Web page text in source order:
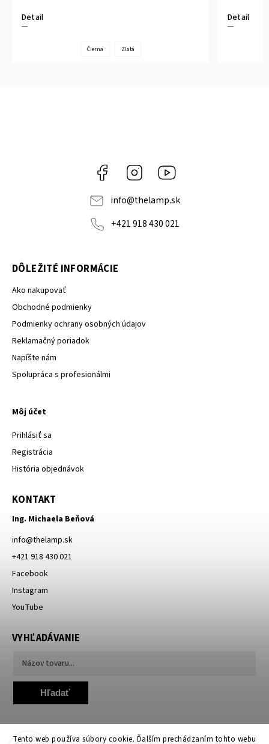
Tento web používa súbory cookie. Ďalším prechádzaním tohto webu
Detail
Čierna Zlatá
Detail
Facebook Instagram
info@thelamp.sk
+421 918 430 021
DÔLEŽITÉ INFORMÁCIE
Ako nakupovať
Obchodné podmienky
Podmienky ochrany osobných údajov
Reklamačný poriadok
Napíšte nám
Spolupráca s profesionálmi
Môj účet
Prihlásiť sa
Registrácia
História objednávok
KONTAKT
Ing. Michaela Beňová
info@thelamp.sk
+421 918 430 021
Facebook
Instagram
YouTube
VYHĽADÁVANIE
Hľadať